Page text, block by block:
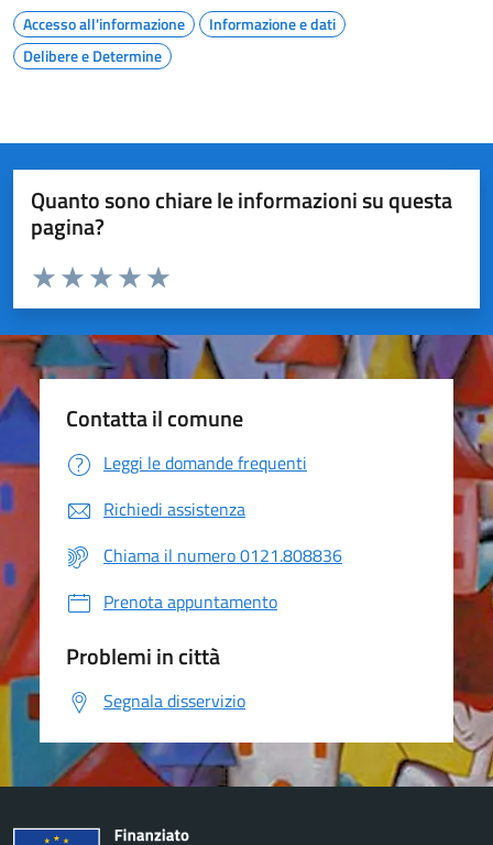
Accesso all'informazione
Informazione e dati
Delibere e Determine
Quanto sono chiare le informazioni su questa
pagina?
Valuta da 1 a 5 stelle la pagina
Valuta 5 stelle su 5
Valuta 4 stelle su 5
Valuta 3 stelle su 5
Valuta 2 stelle su 5
Valuta 1 stelle su 5
Contatta il comune
Leggi le domande frequenti
Richiedi assistenza
Chiama il numero 0121.808836
Prenota appuntamento
Problemi in città
Segnala disservizio